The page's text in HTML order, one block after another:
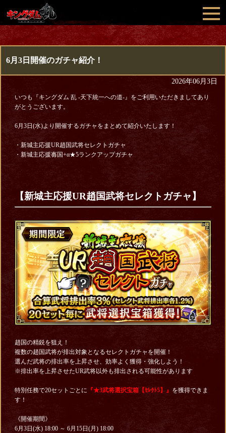
6月3日開催のガチャ紹介！
2026年06月3日
いつも『キングダム 乱 -天下統一への道-』をご利用いただきましてあり
がとうございます。
6月3日(水)より開催するガチャをまとめて紹介いたします！
・新城主応援UR趙国武将セレクトガチャ
・新城主応援毐国+α★5ランクアップガチャ
【新城主応援UR趙国武将セレクトガチャ 】
趙国の精鋭を狙え！
複数の趙国武将が排出対象となるセレクトガチャを開催！
選んだ武将の排出率を上昇させ、効率よく獲得・強化しよう！
※排出率を上昇させたUR武将以外も排出される可能性があります
特別任務で20セットごとに 『★3武将選択宝箱【ｾﾚｸﾄ5】』 を獲得できま
す！
《開催期間》
6月3日(水) 18:00 ～ 6月15日(月) 18:00